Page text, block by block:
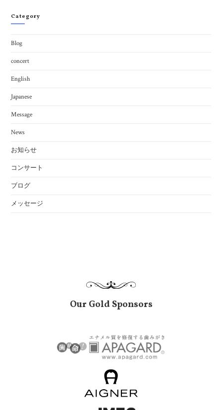
Category
Blog
concert
English
Japanese
Message
News
お知らせ
コンサート
ブログ
メッセージ
Our Gold Sponsors